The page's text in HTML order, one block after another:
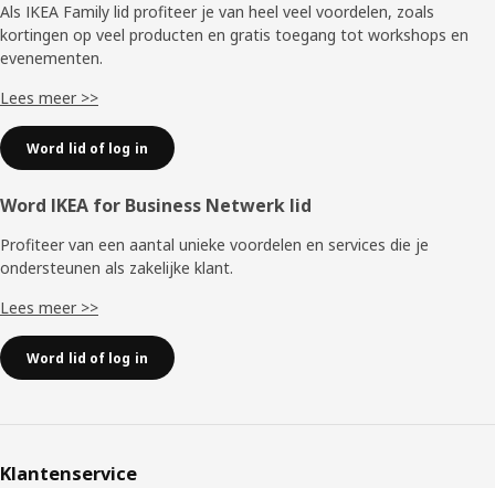
Als IKEA Family lid profiteer je van heel veel voordelen, zoals
kortingen op veel producten en gratis toegang tot workshops en
evenementen.
Lees meer >>
Word lid of log in
Word IKEA for Business Netwerk lid
Profiteer van een aantal unieke voordelen en services die je
ondersteunen als zakelijke klant.
Lees meer >>
Word lid of log in
Klantenservice